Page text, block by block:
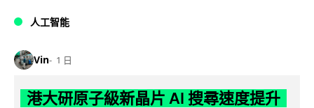
人工智能
Vin 1 日
港大研原子級新晶片 AI 搜尋速度提升